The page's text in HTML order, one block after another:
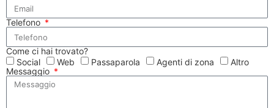
Telefono
Come ci hai trovato?
Social
Web Passaparola Agenti di zona
Altro
Messaggio